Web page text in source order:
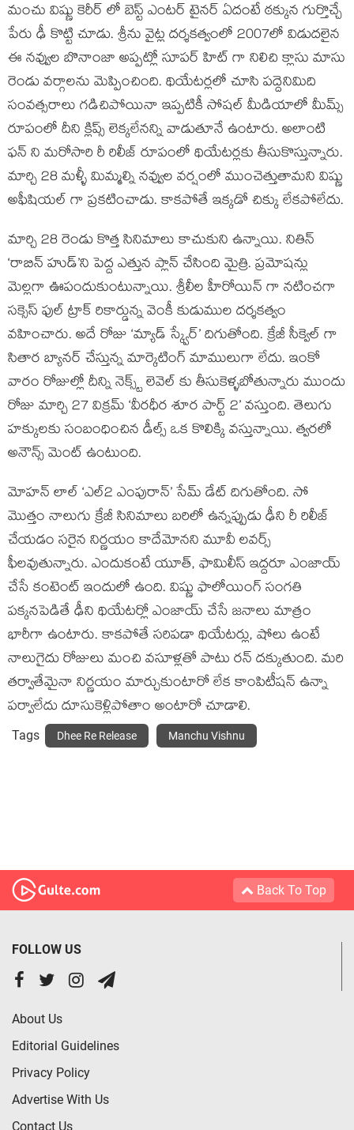
మంచు విష్ణు కెరీర్ లో బెస్ట్ ఎంటర్ టైనర్ ఏదంటే ఠక్కున గుర్తొచ్చే
పేరు ఢీ కొట్టి చూడు. శ్రీను వైట్ల దర్శకత్వంలో 2007లో విడుదలైన
ఈ నవ్వుల బొనాంజా అప్పట్లో సూపర్ హిట్ గా నిలిచి క్లాసు మాసు
రెండు వర్గాలను మెప్పించింది. థియేటర్లలో చూసి పద్దెనిమిది
సంవత్సరాలు గడిచిపోయినా ఇప్పటికీ సోషల్ మీడియాలో మీమ్స్
రూపంలో దీని క్లిప్స్ లెక్కలేనన్ని వాడుతూనే ఉంటారు. అలాంటి
ఫన్ ని మరోసారి రీ రిలీజ్ రూపంలో థియేటర్లకు తీసుకొస్తున్నారు.
మార్చి 28 మళ్ళీ మిమ్మల్ని నవ్వుల వర్షంలో ముంచెత్తుతామని విష్ణు
అఫీషియల్ గా ప్రకటించాడు. కాకపోతే ఇక్కడో చిక్కు లేకపోలేదు.
మార్చి 28 రెండు కొత్త సినిమాలు కాచుకుని ఉన్నాయి. నితిన్
‘రాబిన్ హుడ్’ని పెద్ద ఎత్తున ప్లాన్ చేసింది మైత్రి. ప్రమోషన్లు
మెల్లగా ఊపందుకుంటున్నాయి. శ్రీలీల హీరోయిన్ గా నటించగా
సక్సెస్ ఫుల్ ట్రాక్ రికార్డున్న వెంకీ కుడుముల దర్శకత్వం
వహించారు. అదే రోజు ‘మ్యాడ్ స్క్వేర్’ దిగుతోంది. క్రేజీ సీక్వెల్ గా
సితార బ్యానర్ చేస్తున్న మార్కెటింగ్ మాములుగా లేదు. ఇంకో
వారం రోజుల్లో దీన్ని నెక్స్ట్ లెవెల్ కు తీసుకెళ్ళబోతున్నారు ముందు
రోజు మార్చి 27 విక్రమ్ ‘వీరధీర శూర పార్ట్ 2’ వస్తుంది. తెలుగు
హక్కులకు సంబంధించిన డీల్స్ ఒక కొలిక్కి వస్తున్నాయి. త్వరలో
అనౌన్స్ మెంట్ ఉంటుంది.
మోహన్ లాల్ ‘ఎల్2 ఎంపురాన్’ సేమ్ డేట్ దిగుతోంది. సో
మొత్తం నాలుగు క్రేజీ సినిమాలు బరిలో ఉన్నప్పుడు ఢీని రీ రిలీజ్
చేయడం సరైన నిర్ణయం కాదేమోనని మూవీ లవర్స్
ఫీలవుతున్నారు. ఎందుకంటే యూత్, ఫామిలీస్ ఇద్దరూ ఎంజాయ్
చేసే కంటెంట్ ఇందులో ఉంది. విష్ణు ఫాలోయింగ్ సంగతి
పక్కనపెడితే ఢీని థియేటర్లో ఎంజాయ్ చేసే జనాలు మాత్రం
భారీగా ఉంటారు. కాకపోతే సరిపడా థియేటర్లు, షోలు ఉంటే
నాలుగైదు రోజులు మంచి వసూళ్లతో పాటు రన్ దక్కుతుంది. మరి
తర్వాతేమైనా నిర్ణయం మార్చుకుంటారో లేక కాంపిటీషన్ ఉన్నా
పర్వాలేదు దూసుకెళ్లిపోతాం అంటారో చూడాలి.
Tags Dhee Re Release Manchu Vishnu
Back To Top
FOLLOW US
About Us
Editorial Guidelines
Privacy Policy
Advertise With Us
Contact Us